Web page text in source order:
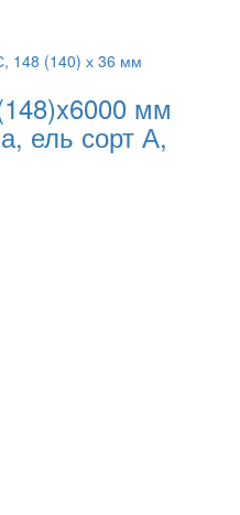
мм
ель сорт А,